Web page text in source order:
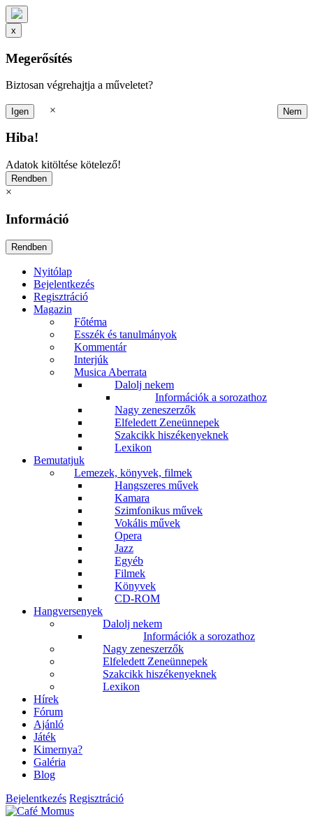
x
Megerősítés
Biztosan végrehajtja a műveletet?
×
Hiba!
Adatok kitöltése kötelező!
×
Információ
Nyitólap
Bejelentkezés
Regisztráció
Magazin
Főtéma
Esszék és tanulmányok
Kommentár
Interjúk
Musica Aberrata
Dalolj nekem
Információk a sorozathoz
Nagy zeneszerzők
Elfeledett Zeneünnepek
Szakcikk hiszékenyeknek
Lexikon
Bemutatjuk
Lemezek, könyvek, filmek
Hangszeres művek
Kamara
Szimfonikus művek
Vokális művek
Opera
Jazz
Egyéb
Filmek
Könyvek
CD-ROM
Hangversenyek
Dalolj nekem
Információk a sorozathoz
Nagy zeneszerzők
Elfeledett Zeneünnepek
Szakcikk hiszékenyeknek
Lexikon
Hírek
Fórum
Ajánló
Játék
Kimernya?
Galéria
Blog
Bejelentkezés Regisztráció